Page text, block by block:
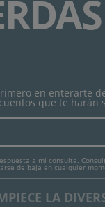
en enterarte
que te harán
a mi consulta.
de baja en cualquier